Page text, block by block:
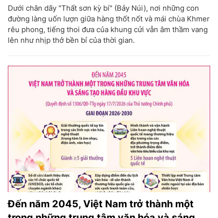
Dưới chân dãy "Thất sơn kỳ bí" (Bảy Núi), nơi những con
đường làng uốn lượn giữa hàng thốt nốt và mái chùa Khmer
rêu phong, tiếng thoi đưa của khung cửi vẫn âm thầm vang
lên như nhịp thở bền bỉ của thời gian.
Đến năm 2045, Việt Nam trở thành một